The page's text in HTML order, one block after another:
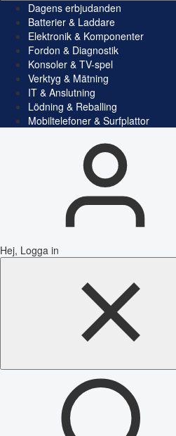
Dagens erbjudanden
Batterier & Laddare
Elektronik & Komponenter
Fordon & Diagnostik
Konsoler & TV-spel
Verktyg & Mätning
IT & Anslutning
Lödning & Reballing
Mobiltelefoner & Surfplattor
Hej, Logga in